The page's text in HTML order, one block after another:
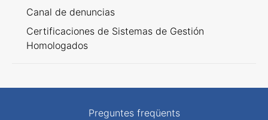
Canal de denuncias
Certificaciones de Sistemas de Gestión
Homologados
Preguntes freqüents